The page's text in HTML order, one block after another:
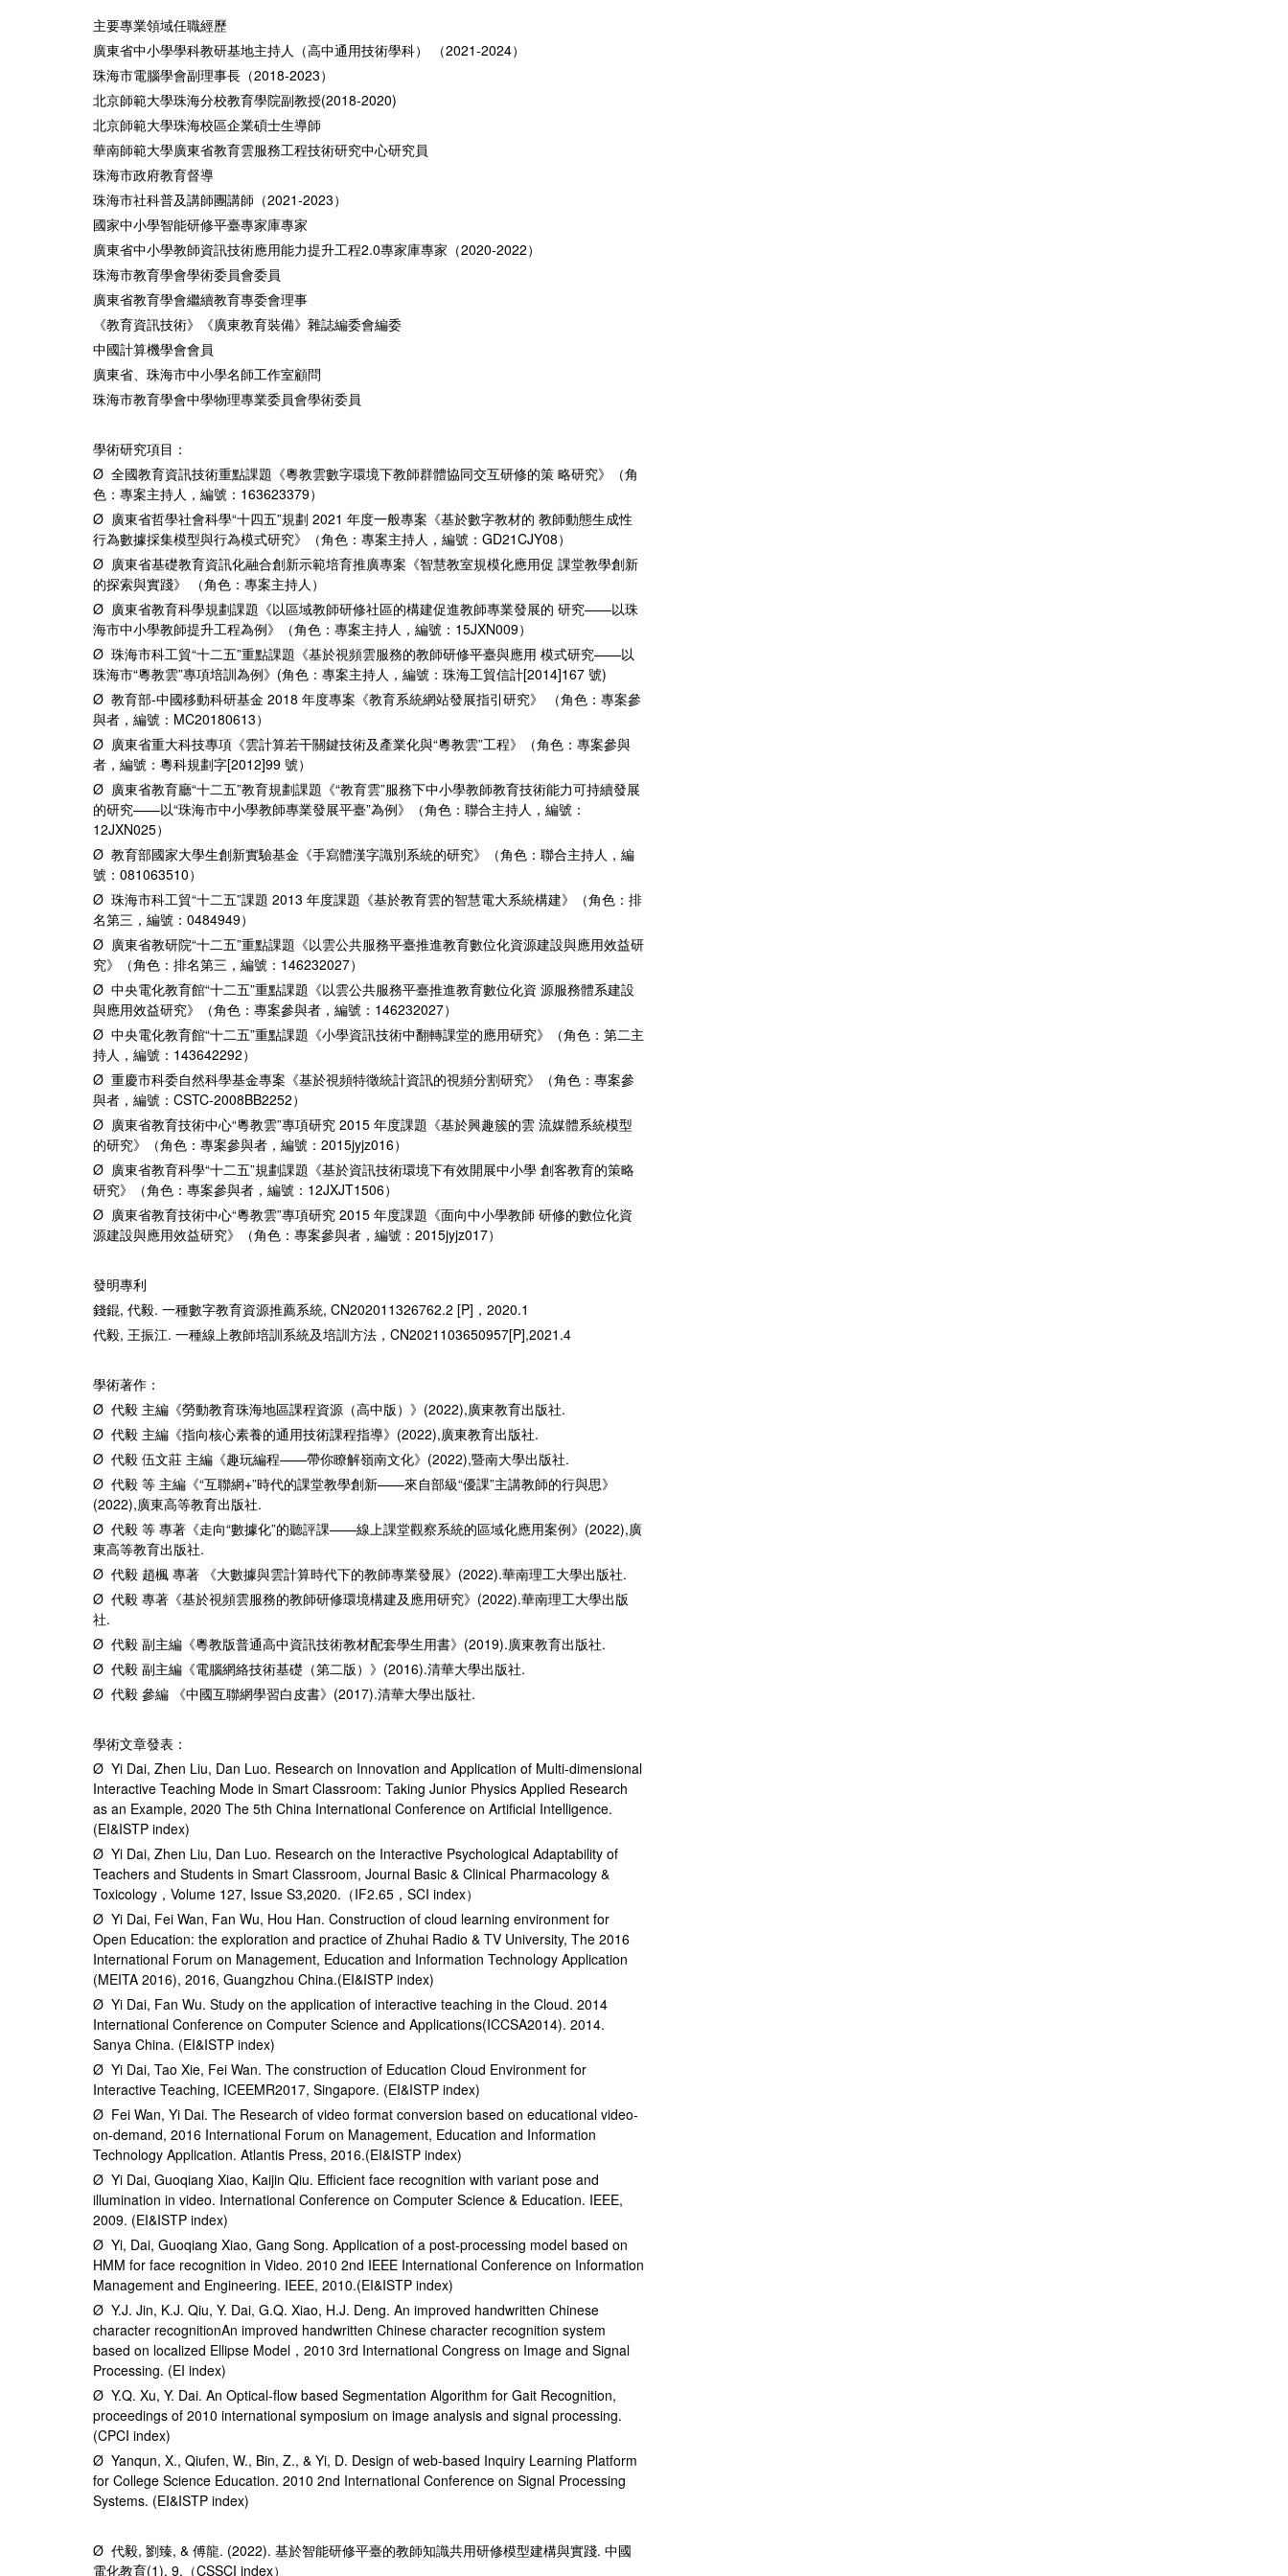
主要專業領域任職經歷
廣東省中小學學科教研基地主持人（高中通用技術學科） （2021-2024）
珠海市電腦學會副理事長（2018-2023）
北京師範大學珠海分校教育學院副教授(2018-2020)
北京師範大學珠海校區企業碩士生導師
華南師範大學廣東省教育雲服務工程技術研究中心研究員
珠海市政府教育督導
珠海市社科普及講師團講師（2021-2023）
國家中小學智能研修平臺專家庫專家
廣東省中小學教師資訊技術應用能力提升工程2.0專家庫專家（2020-2022）
珠海市教育學會學術委員會委員
廣東省教育學會繼續教育專委會理事
《教育資訊技術》《廣東教育裝備》雜誌編委會編委
中國計算機學會會員
廣東省、珠海市中小學名師工作室顧問
珠海市教育學會中學物理專業委員會學術委員
學術研究項目：
Ø 全國教育資訊技術重點課題《粵教雲數字環境下教師群體協同交互研修的策 略研究》（角
色：專案主持人，編號：163623379）
Ø 廣東省哲學社會科學“十四五”規劃 2021 年度一般專案《基於數字教材的 教師動態生成性
行為數據採集模型與行為模式研究》（角色：專案主持人，編號：GD21CJY08）
Ø 廣東省基礎教育資訊化融合創新示範培育推廣專案《智慧教室規模化應用促 課堂教學創新
的探索與實踐》 （角色：專案主持人）
Ø 廣東省教育科學規劃課題《以區域教師研修社區的構建促進教師專業發展的 研究——以珠
海市中小學教師提升工程為例》（角色：專案主持人，編號：15JXN009）
Ø 珠海市科工貿“十二五”重點課題《基於視頻雲服務的教師研修平臺與應用 模式研究——以
珠海市“粵教雲”專項培訓為例》(角色：專案主持人，編號：珠海工貿信計[2014]167 號)
Ø 教育部-中國移動科研基金 2018 年度專案《教育系統網站發展指引研究》 （角色：專案參
與者，編號：MC20180613）
Ø 廣東省重大科技專項《雲計算若干關鍵技術及產業化與“粵教雲”工程》（角色：專案參與
者，編號：粵科規劃字[2012]99 號）
Ø 廣東省教育廳“十二五”教育規劃課題《“教育雲”服務下中小學教師教育技術能力可持續發展
的研究——以“珠海市中小學教師專業發展平臺”為例》（角色：聯合主持人，編號：
12JXN025）
Ø 教育部國家大學生創新實驗基金《手寫體漢字識別系統的研究》（角色：聯合主持人，編
號：081063510）
Ø 珠海市科工貿“十二五”課題 2013 年度課題《基於教育雲的智慧電大系統構建》（角色：排
名第三，編號：0484949）
Ø 廣東省教研院“十二五”重點課題《以雲公共服務平臺推進教育數位化資源建設與應用效益研
究》（角色：排名第三，編號：146232027）
Ø 中央電化教育館“十二五”重點課題《以雲公共服務平臺推進教育數位化資 源服務體系建設
與應用效益研究》（角色：專案參與者，編號：146232027）
Ø 中央電化教育館“十二五”重點課題《小學資訊技術中翻轉課堂的應用研究》（角色：第二主
持人，編號：143642292）
Ø 重慶市科委自然科學基金專案《基於視頻特徵統計資訊的視頻分割研究》（角色：專案參
與者，編號：CSTC-2008BB2252）
Ø 廣東省教育技術中心“粵教雲”專項研究 2015 年度課題《基於興趣簇的雲 流媒體系統模型
的研究》（角色：專案參與者，編號：2015jyjz016）
Ø 廣東省教育科學“十二五”規劃課題《基於資訊技術環境下有效開展中小學 創客教育的策略
研究》（角色：專案參與者，編號：12JXJT1506）
Ø 廣東省教育技術中心“粵教雲”專項研究 2015 年度課題《面向中小學教師 研修的數位化資
源建設與應用效益研究》（角色：專案參與者，編號：2015jyjz017）
發明專利
錢錕, 代毅. 一種數字教育資源推薦系統, CN202011326762.2 [P]，2020.1
代毅, 王振江. 一種線上教師培訓系統及培訓方法，CN2021103650957[P],2021.4
學術著作：
Ø 代毅 主編《勞動教育珠海地區課程資源（高中版）》(2022),廣東教育出版社.
Ø 代毅 主編《指向核心素養的通用技術課程指導》(2022),廣東教育出版社.
Ø 代毅 伍文莊 主編《趣玩編程——帶你瞭解嶺南文化》(2022),暨南大學出版社.
Ø 代毅 等 主編《“互聯網+”時代的課堂教學創新——來自部級“優課”主講教師的行與思》
(2022),廣東高等教育出版社.
Ø 代毅 等 專著《走向“數據化”的聽評課——線上課堂觀察系統的區域化應用案例》(2022),廣
東高等教育出版社.
Ø 代毅 趙楓 專著 《大數據與雲計算時代下的教師專業發展》(2022).華南理工大學出版社.
Ø 代毅 專著《基於視頻雲服務的教師研修環境構建及應用研究》(2022).華南理工大學出版
社.
Ø 代毅 副主編《粵教版普通高中資訊技術教材配套學生用書》(2019).廣東教育出版社.
Ø 代毅 副主編《電腦網絡技術基礎（第二版）》(2016).清華大學出版社.
Ø 代毅 參編 《中國互聯網學習白皮書》(2017).清華大學出版社.
學術文章發表：
Ø Yi Dai, Zhen Liu, Dan Luo. Research on Innovation and Application of Multi-dimensional
Interactive Teaching Mode in Smart Classroom: Taking Junior Physics Applied Research
as an Example, 2020 The 5th China International Conference on Artificial Intelligence.
(EI&ISTP index)
Ø Yi Dai, Zhen Liu, Dan Luo. Research on the Interactive Psychological Adaptability of
Teachers and Students in Smart Classroom, Journal Basic & Clinical Pharmacology &
Toxicology，Volume 127, Issue S3,2020.（IF2.65，SCI index）
Ø Yi Dai, Fei Wan, Fan Wu, Hou Han. Construction of cloud learning environment for
Open Education: the exploration and practice of Zhuhai Radio & TV University, The 2016
International Forum on Management, Education and Information Technology Application
(MEITA 2016), 2016, Guangzhou China.(EI&ISTP index)
Ø Yi Dai, Fan Wu. Study on the application of interactive teaching in the Cloud. 2014
International Conference on Computer Science and Applications(ICCSA2014). 2014.
Sanya China. (EI&ISTP index)
Ø Yi Dai, Tao Xie, Fei Wan. The construction of Education Cloud Environment for
Interactive Teaching, ICEEMR2017, Singapore. (EI&ISTP index)
Ø Fei Wan, Yi Dai. The Research of video format conversion based on educational video-
on-demand, 2016 International Forum on Management, Education and Information
Technology Application. Atlantis Press, 2016.(EI&ISTP index)
Ø Yi Dai, Guoqiang Xiao, Kaijin Qiu. Efficient face recognition with variant pose and
illumination in video. International Conference on Computer Science & Education. IEEE,
2009. (EI&ISTP index)
Ø Yi, Dai, Guoqiang Xiao, Gang Song. Application of a post-processing model based on
HMM for face recognition in Video. 2010 2nd IEEE International Conference on Information
Management and Engineering. IEEE, 2010.(EI&ISTP index)
Ø Y.J. Jin, K.J. Qiu, Y. Dai, G.Q. Xiao, H.J. Deng. An improved handwritten Chinese
character recognitionAn improved handwritten Chinese character recognition system
based on localized Ellipse Model，2010 3rd International Congress on Image and Signal
Processing. (EI index)
Ø Y.Q. Xu, Y. Dai. An Optical-flow based Segmentation Algorithm for Gait Recognition,
proceedings of 2010 international symposium on image analysis and signal processing.
(CPCI index)
Ø Yanqun, X., Qiufen, W., Bin, Z., & Yi, D. Design of web-based Inquiry Learning Platform
for College Science Education. 2010 2nd International Conference on Signal Processing
Systems. (EI&ISTP index)
Ø 代毅, 劉臻, & 傅龍. (2022). 基於智能研修平臺的教師知識共用研修模型建構與實踐. 中國
電化教育(1), 9.（CSSCI index）